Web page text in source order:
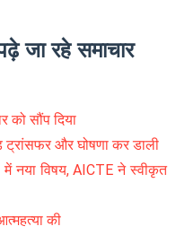
जा रहे समाचार
को सौंप दिया
ट्रांसफर और घोषणा कर डाली
नया विषय, AICTE ने स्वीकृत
की